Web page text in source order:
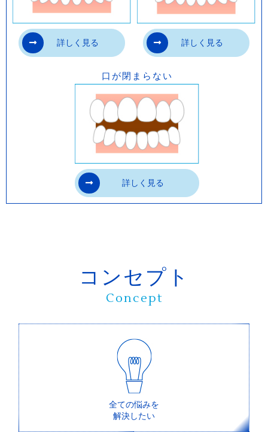
用される材料そのものは薬事承認されてお
り、安全にご使用いただけます。
・マウスピース型矯正装置（インビザライ
ン）は医薬品医療機器等法（薬機法）の承
・マウスピース型矯正装置（インビザライ
ン）は厚生労働省に認可を得た材料を使用
していますが、インビザラインは完成物薬
機法対象外の矯正歯科装置のため、医薬品
副作用校害教済制度の対象外になる場合が
あります。
医療機器等法（薬機法）における医療機器
および歯科技工士法上の矯正装置に該当し
・日本薬機法上の医療機器として認証・承
認を得ていない装置であるため、担当歯科
医師の全責任において治療が行われます。
詳しく見る 詳しく見る
口が閉まらない
詳しく見る
コンセプト
Concept
全ての悩みを
解決したい